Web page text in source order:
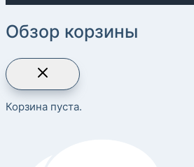
Обзор корзины
Корзина пуста.